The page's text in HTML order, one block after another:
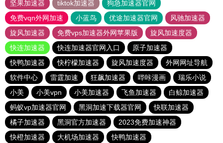
坚果加速器
tiktok加速器
狗急加速器官网
免费vqn外网加速
小蓝鸟 优途加速器官网
风驰加速器
旋风加速器
免费vps加速器外网苹果版
旋风加速度器
快连加速器
快连加速器官网入口
原子加速器
快鸭加速器
快柠檬加速器 旋风加速度器
外网网址导航
软件中心
雷霆加速 狂飙加速器 哔咔漫画
瑞乐小说
小美
小美vpn 小美加速器 飞鱼加速器
白鲸加速器
蚂蚁vp加速器官网
黑洞加速下载器官网
快联加速器
橘子加速器
黑洞官方加速器
2023免费加速神器
快橙加速器
大机场加速器 快鸭加速器